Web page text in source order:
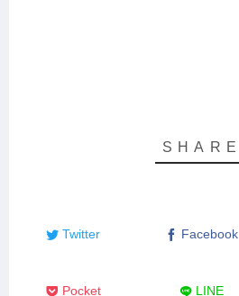
Twitter Facebook
Pocket LINE